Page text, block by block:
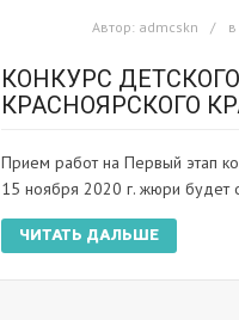
Автор: admcskn в
КОНКУРС
КРАСНОЯРСКОГО
Прием работ на Первый этап
15 ноября 2020 г. жюри будет
ЧИТАТЬ ДАЛЬШЕ